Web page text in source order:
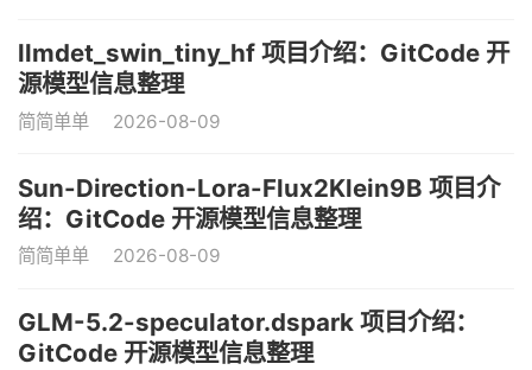
llmdet_swin_tiny_hf 项目介绍：GitCode 开
源模型信息整理
简简单单 2026-08-09
Sun-Direction-Lora-Flux2Klein9B 项目介
绍：GitCode 开源模型信息整理
简简单单 2026-08-09
GLM-5.2-speculator.dspark 项目介绍：
GitCode 开源模型信息整理